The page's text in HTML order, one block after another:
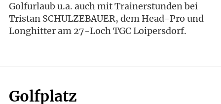
Golfurlaub u.a. auch mit Trainerstunden bei
Tristan SCHULZEBAUER, dem Head-Pro und
Longhitter am 27-Loch TGC Loipersdorf.
Golfplatz